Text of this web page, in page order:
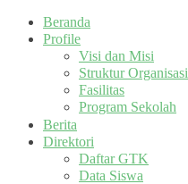
Beranda
Profile
Visi dan Misi
Struktur Organisasi
Fasilitas
Program Sekolah
Berita
Direktori
Daftar GTK
Data Siswa